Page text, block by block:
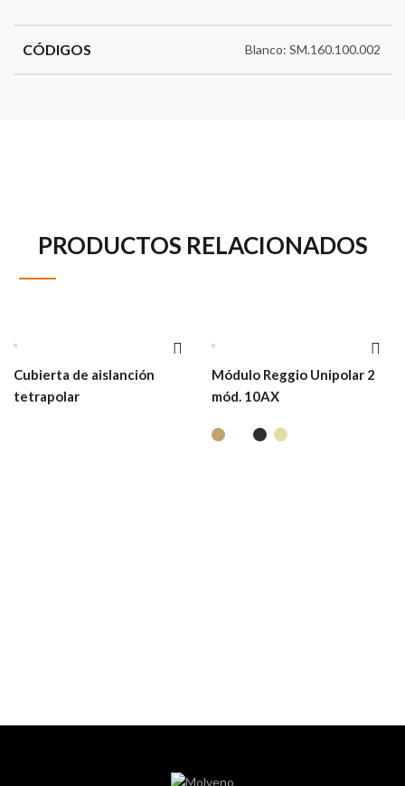
CÓDIGOS Blanco: SM.160.100.002
PRODUCTOS RELACIONADOS
Cubierta de aislanción
tetrapolar
Módulo Reggio Unipolar 2
mód. 10AX